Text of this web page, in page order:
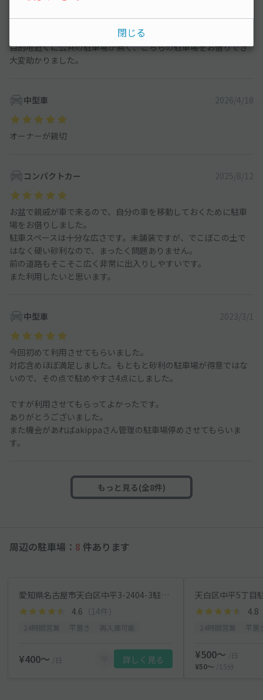
目的地近くに公共の駐車場が無く、こちらの駐車場をお借りでき
大変助かりました。
中型車 2026/4/18
オーナーが親切
コンパクトカー 2025/8/12
お盆で親戚が車で来るので、自分の車を移動しておくために駐車
場をお借りしました。
駐車スペースは十分な広さです。未舗装ですが、でこぼこの土で
はなく硬い砂利なので、まったく問題ありません。
前の道路もそこそこ広く非常に出入りしやすいです。
また利用したいと思います。
中型車 2023/3/1
今回初めて利用させてもらいました。
対応含めほぼ満足しました。もともと砂利の駐車場が得意ではな
いので、その点で駐めやすさ4点にしました。
ですが利用させてもらってよかったです。
ありがとうございました。
また機会があればakippaさん管理の駐車場停めさせてもらいま
す。
もっと見る(全8件)
周辺の駐車場： 8 件あります
愛知県名古屋市天白区中平3-2404-3駐車場
4.6 （14件）
¥400〜 /日 詳しく見る
天白区中平5丁目
4.8
¥500〜
/日
¥50〜
/15分
閉じる